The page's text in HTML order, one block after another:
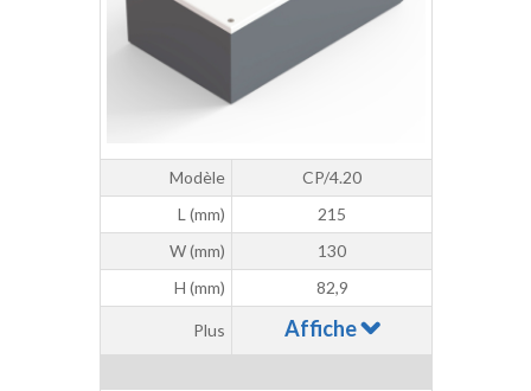
Modèle
CP/4.20
L (mm)
215
W (mm)
130
H (mm)
82,9
Plus Affiche